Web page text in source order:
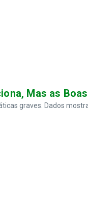
Mas as
graves. Dados